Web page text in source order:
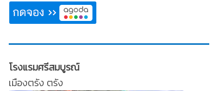
โรงแรมศรีสมบูรณ์
เมืองตรัง ตรัง